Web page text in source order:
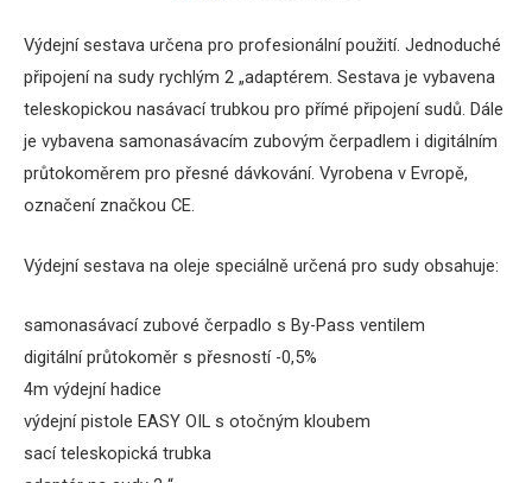
Výdejní sestava určena pro profesionální použití. Jednoduché
připojení na sudy rychlým 2 „adaptérem. Sestava je vybavena
teleskopickou nasávací trubkou pro přímé připojení sudů. Dále
je vybavena samonasávacím zubovým čerpadlem i digitálním
průtokoměrem pro přesné dávkování. Vyrobena v Evropě,
označení značkou CE.
Výdejní sestava na oleje speciálně určená pro sudy obsahuje:
samonasávací zubové čerpadlo s By-Pass ventilem
digitální průtokoměr s přesností -0,5%
4m výdejní hadice
výdejní pistole EASY OIL s otočným kloubem
sací teleskopická trubka